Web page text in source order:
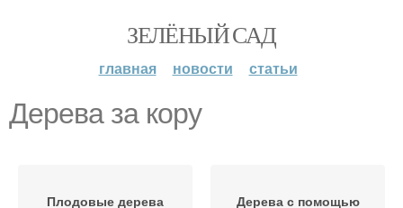
ЗЕЛЁНЫЙ САД
главная новости статьи
Дерева за кору
Плодовые дерева Дерева с помощью